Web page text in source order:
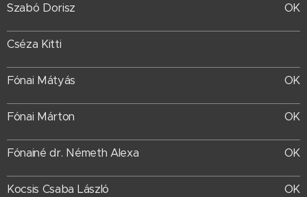
Szabó Dorisz OK
Cséza Kitti
Fónai Mátyás OK
Fónai Márton OK
Fónainé dr. Németh Alexa OK
Kocsis Csaba László OK